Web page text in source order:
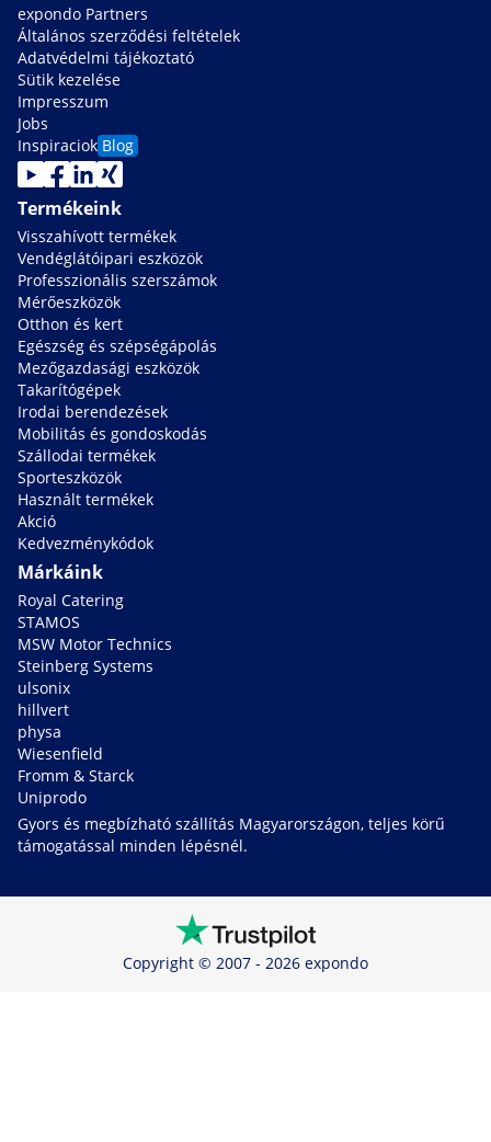
expondo Partners
Általános szerződési feltételek
Adatvédelmi tájékoztató
Sütik kezelése
Impresszum
Jobs
Inspiraciok Blog
Termékeink
Visszahívott termékek
Vendéglátóipari eszközök
Professzionális szerszámok
Mérőeszközök
Otthon és kert
Egészség és szépségápolás
Mezőgazdasági eszközök
Takarítógépek
Irodai berendezések
Mobilitás és gondoskodás
Szállodai termékek
Sporteszközök
Használt termékek
Akció
Kedvezménykódok
Márkáink
Royal Catering
STAMOS
MSW Motor Technics
Steinberg Systems
ulsonix
hillvert
physa
Wiesenfield
Fromm & Starck
Uniprodo
Gyors és megbízható szállítás Magyarországon, teljes körű
támogatással minden lépésnél.
Copyright © 2007 - 2026 expondo